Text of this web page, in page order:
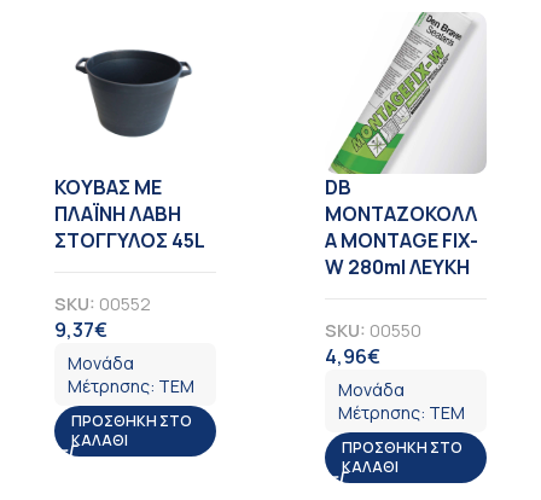
KOYBAΣ ΜΕ
ΠΛΑΪΝΗ ΛΑΒΗ
ΣΤΟΓΓΥΛΟΣ 45L
SKU: 00552
9,37€
Μονάδα
Μέτρησης: ΤΕΜ
ΠΡΟΣΘΉΚΗ ΣΤΟ
ΚΑΛΆΘΙ
DB
ΜΟΝΤΑΖΟΚΟΛΛ
Α MONTAGE FIX-
W 280ml ΛΕΥΚΗ
SKU: 00550
4,96€
Μονάδα
Μέτρησης: ΤΕΜ
ΠΡΟΣΘΉΚΗ ΣΤΟ
ΚΑΛΆΘΙ